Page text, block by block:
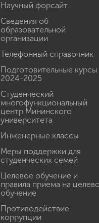
Научный форсайт
Сведения об
образовательной
организации
Телефонный справочник
Подготовительные курсы
2024-2025
Студенческий
многофункциональный
центр Мининского
университета
Инженерные классы
Меры поддержки для
студенческих семей
Целевое обучение и
правила приема на
обучение
Противодействие
коррупции